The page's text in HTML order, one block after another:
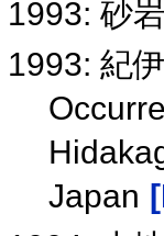
1993: 砂
1993: 紀
Japan